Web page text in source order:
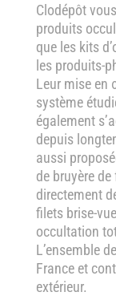
Clodépôt
produits
que les kits
les produits-
Leur mise en
système
également
depuis
aussi
de bruyère
directement
filets brise-
occultation
L’ensemble
France et
extérieur.